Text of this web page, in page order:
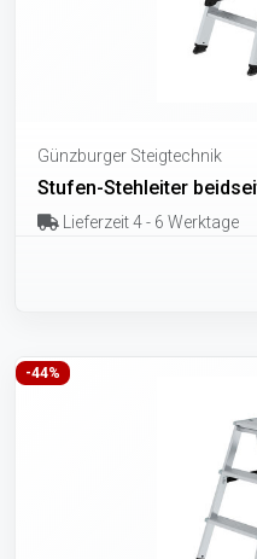
Günzburger Steigtechnik
Stufen-Stehleiter
Lieferzeit 4 - 6 Werktage
-44%